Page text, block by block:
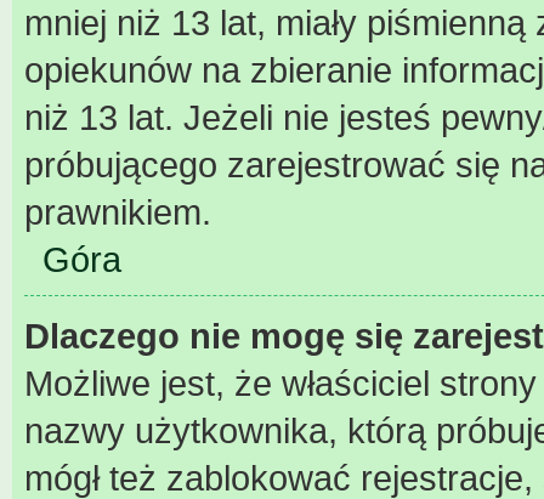
mniej niż 13 lat, miały
opiekunów na zbieranie
niż 13 lat. Jeżeli nie jesteś
próbującego zarejestrować się
prawnikiem.
Góra
Dlaczego nie mogę się
Możliwe jest, że właściciel
nazwy użytkownika, którą
mógł też zablokować